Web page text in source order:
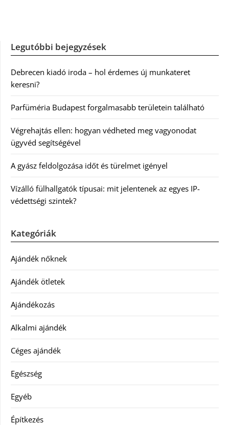
Legutóbbi bejegyzések
Debrecen kiadó iroda – hol érdemes új munkateret
keresni?
Parfüméria Budapest forgalmasabb területein található
Végrehajtás ellen: hogyan védheted meg vagyonodat
ügyvéd segítségével
A gyász feldolgozása időt és türelmet igényel
Vízálló fülhallgatók típusai: mit jelentenek az egyes IP-
védettségi szintek?
Kategóriák
Ajándék nőknek
Ajándék ötletek
Ajándékozás
Alkalmi ajándék
Céges ajándék
Egészség
Egyéb
Építkezés